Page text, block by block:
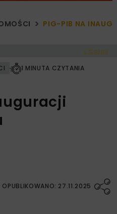
PIG-PIB NA
< Cofnij
1 MINUTA CZYTANIA
OPUBLIKOWANO: 27.11.2025